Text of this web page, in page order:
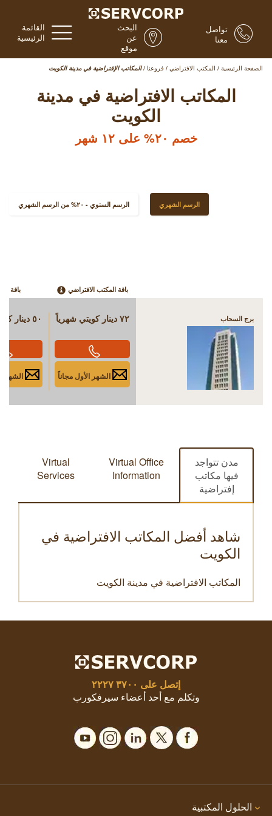
القائمة
الرئيسية
البحث
عن
موقع
تواصل
معنا
الصفحة الرئيسية / المكتب الافتراضي / فروعنا / المكاتب الإفتراضية في مدينة الكويت
المكاتب الافتراضية في مدينة
الكويت
خصم ٢٠% على ١٢ شهر
الرسم الشهري الرسم السنوي - ٢٠% من الرسم الشهري
باقة المكتب الافتراضي باقة
٧٢ دينار كويتي شهرياً
الشهر الأول مجاناً
٥٠ دينار كويتي شهرياً
الشهر
برج السحاب
مدن تتواجد
فيها مكاتب
إفتراضية
Virtual Office
Information
Virtual
Services
شاهد أفضل المكاتب الافتراضية في
الكويت
المكاتب الافتراضية في مدينة الكويت
إتصل على ٣٧٠٠ ٢٢٢٧
وتكلم مع أحد أعضاء سيرفكورب
الحلول المكتبية